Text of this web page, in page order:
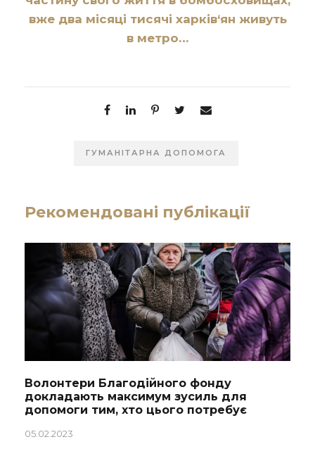
вже два місяці тисячі харків‘ян живуть
в метро…
ГУМАНІТАРНА ДОПОМОГА
Рекомендовані публікації
Волонтери Благодійного фонду
докладають максимум зусиль для
допомоги тим, хто цього потребує
05.02.2023